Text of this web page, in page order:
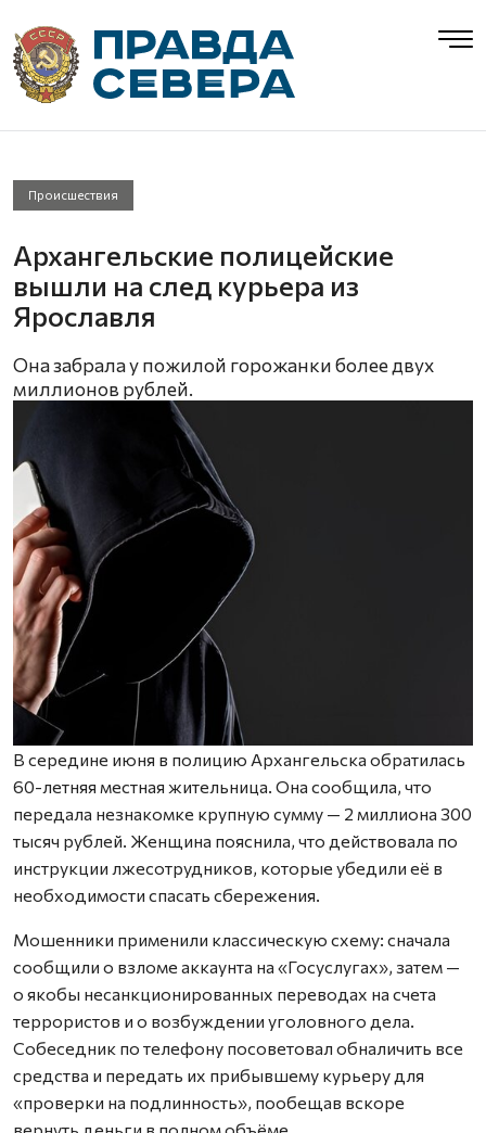
Происшествия
Архангельские полицейские
вышли на след курьера из
Ярославля
Она забрала у пожилой горожанки более двух
миллионов рублей.
В середине июня в полицию Архангельска обратилась
60-летняя местная жительница. Она сообщила, что
передала незнакомке крупную сумму — 2 миллиона 300
тысяч рублей. Женщина пояснила, что действовала по
инструкции лжесотрудников, которые убедили её в
необходимости спасать сбережения.
Мошенники применили классическую схему: сначала
сообщили о взломе аккаунта на «Госуслугах», затем —
о якобы несанкционированных переводах на счета
террористов и о возбуждении уголовного дела.
Собеседник по телефону посоветовал обналичить все
средства и передать их прибывшему курьеру для
«проверки на подлинность», пообещав вскоре